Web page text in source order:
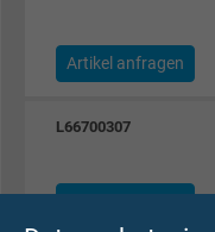
Artikel anfragen
L66700307